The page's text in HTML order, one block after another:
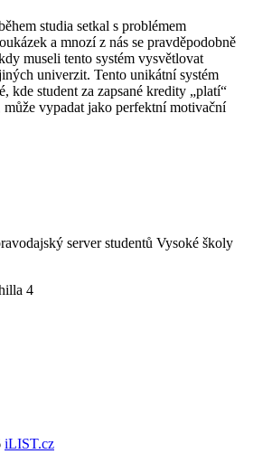
studia setkal s problémem
a mnozí z nás se pravděpodobně
museli tento systém vysvětlovat
univerzit. Tento unikátní systém
kde student za zapsané kredity „platí“
vypadat jako perfektní motivační
server studentů Vysoké školy
4
iLIST.cz